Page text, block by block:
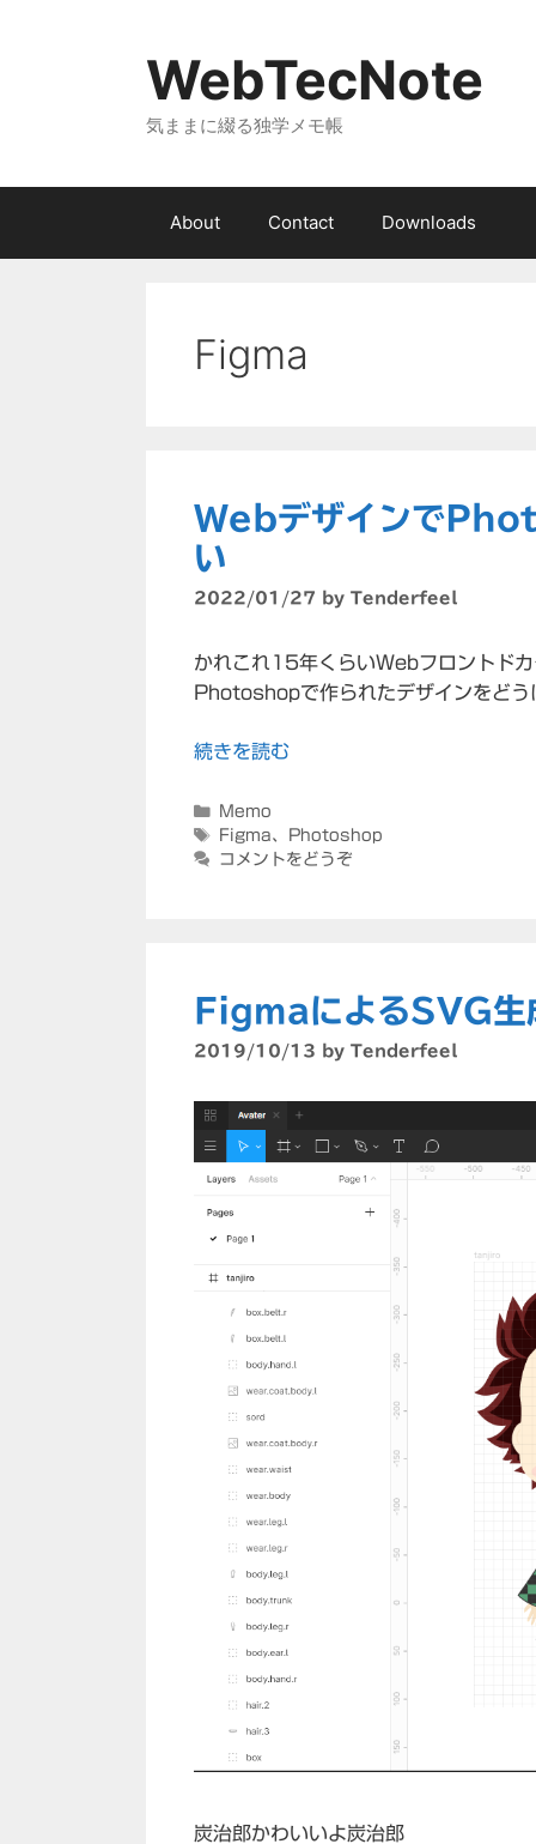
ス
ッ
WebTecNote
気ままに綴る独学メモ帳
About Contact Downloads
Figma
Webデザインで
い
2022/01/27 by Tenderfeel
かれこれ15年くらいWebフロントド
Photoshopで作られたデザインをどう
続きを読む
カ
テ
ゴ
Memo
タ
グ
Figma、
Photoshop
コメントをどうぞ
FigmaによるSVG生
2019/10/13 by Tenderfeel
炭治郎かわいいよ炭治郎